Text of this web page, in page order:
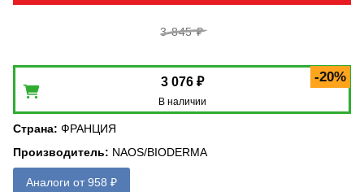
3 845 ₽
-20%
3 076 ₽
В наличии
Страна: ФРАНЦИЯ
Производитель: NAOS/BIODERMA
Аналоги от 958 ₽